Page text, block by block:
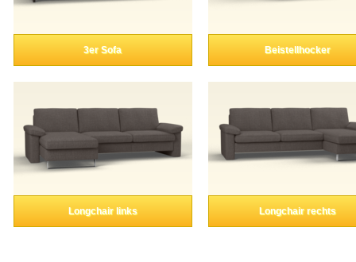
3er Sofa Beistellhocker
Longchair links Longchair rechts